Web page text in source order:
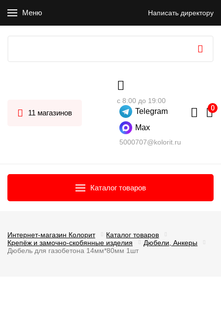
Меню Написать директору
11 магазинов
с 8:00 до 19:00
Telegram
Max
5000707@kolorit.ru
Каталог товаров
Интернет-магазин Колорит
Каталог товаров
Крепёж и замочно-скобянные изделия
Дюбели, Анкеры
Дюбель для газобетона 14мм*80мм 1шт